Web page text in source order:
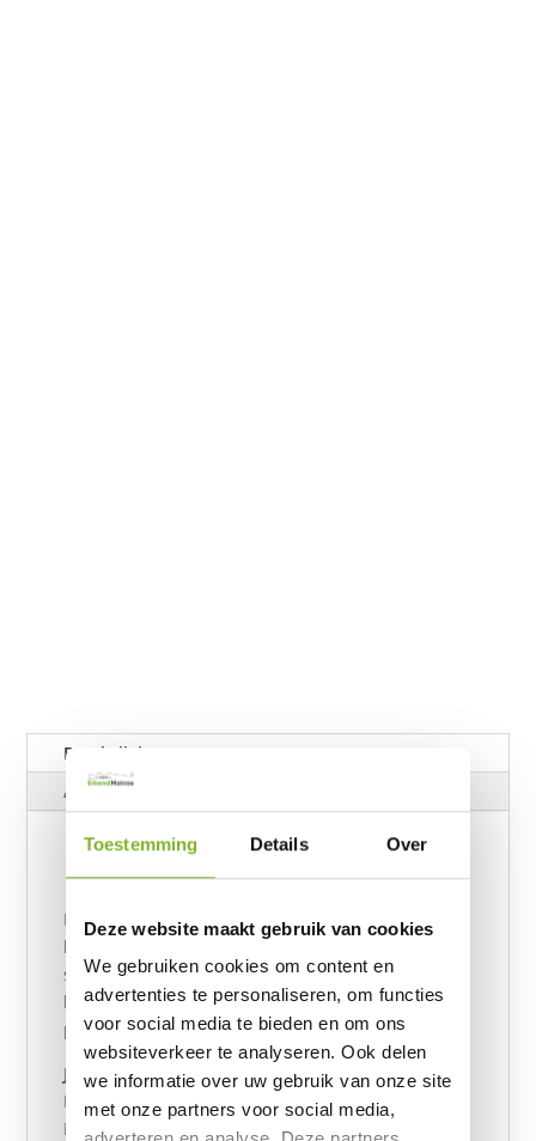
Toestemming Details Over
Deze website maakt gebruik van cookies
We gebruiken cookies om content en
advertenties te personaliseren, om functies
voor social media te bieden en om ons
websiteverkeer te analyseren. Ook delen
we informatie over uw gebruik van onze site
met onze partners voor social media,
Beschrijving
Aanvullende informatie
Dreamhouse Splittopper Molton
Hoeslaken
Dit splittopper molton hoeslaken van Dreamhouse
houdt vuil, stof en bacteriën tegen zodat je
splitmatras langer schoon en fris blijft! Dit
hoeslaken is vervaardigd van 80% katoen en 20%
polyester.
Je splittopper molton blijft langer fris
Met dit splittopper molton hoeslaken van
Dreamhouse blijft je splittopdekmatras langer fris.